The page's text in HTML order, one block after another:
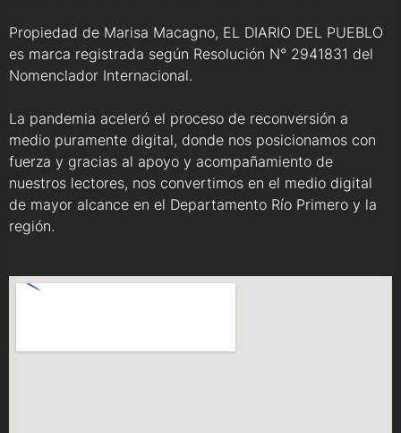
Propiedad de Marisa Macagno, EL DIARIO DEL PUEBLO
es marca registrada según Resolución N° 2941831 del
Nomenclador Internacional.
La pandemia aceleró el proceso de reconversión a
medio puramente digital, donde nos posicionamos con
fuerza y gracias al apoyo y acompañamiento de
nuestros lectores, nos convertimos en el medio digital
de mayor alcance en el Departamento Río Primero y la
región.